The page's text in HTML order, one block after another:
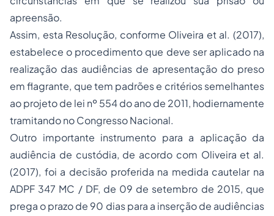
apreensão.
Assim, esta Resolução, conforme Oliveira et al. (2017),
estabelece o procedimento que deve ser aplicado na
realização das audiências de apresentação do preso
em flagrante, que tem padrões e critérios semelhantes
ao projeto de lei nº 554 do ano de 2011, hodiernamente
tramitando no Congresso Nacional.
Outro importante instrumento para a aplicação da
audiência de custódia, de acordo com Oliveira et al.
(2017), foi a decisão proferida na medida cautelar na
ADPF 347 MC / DF, de 09 de setembro de 2015, que
prega o prazo de 90 dias para a inserção de audiências